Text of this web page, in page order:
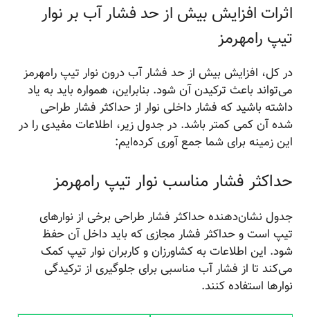
اثرات افزایش بیش از حد فشار آب بر نوار
تیپ رامهرمز
در کل، افزایش بیش از حد فشار آب درون نوار تیپ رامهرمز
می‌تواند باعث ترکیدن آن شود. بنابراین، همواره باید به یاد
داشته باشید که فشار داخلی نوار از حداکثر فشار طراحی
شده آن کمی کمتر باشد. در جدول زیر، اطلاعات مفیدی را در
این زمینه برای شما جمع آوری کرده‌ایم:
حداکثر فشار مناسب نوار تیپ رامهرمز
جدول نشان‌دهنده حداکثر فشار طراحی برخی از نوارهای
تیپ است و حداکثر فشار مجازی که باید داخل آن حفظ
شود. این اطلاعات به کشاورزان و کاربران نوار تیپ کمک
می‌کند تا از فشار آب مناسبی برای جلوگیری از ترکیدگی
نوارها استفاده کنند.